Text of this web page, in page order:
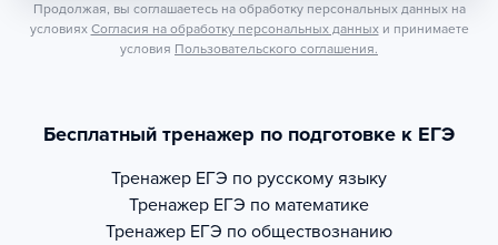
Продолжая, вы соглашаетесь на обработку персональных данных на
условиях Согласия на обработку персональных данных и принимаете
условия Пользовательского соглашения.
Бесплатный тренажер по подготовке к ЕГЭ
Тренажер ЕГЭ по русскому языку
Тренажер ЕГЭ по математике
Тренажер ЕГЭ по обществознанию